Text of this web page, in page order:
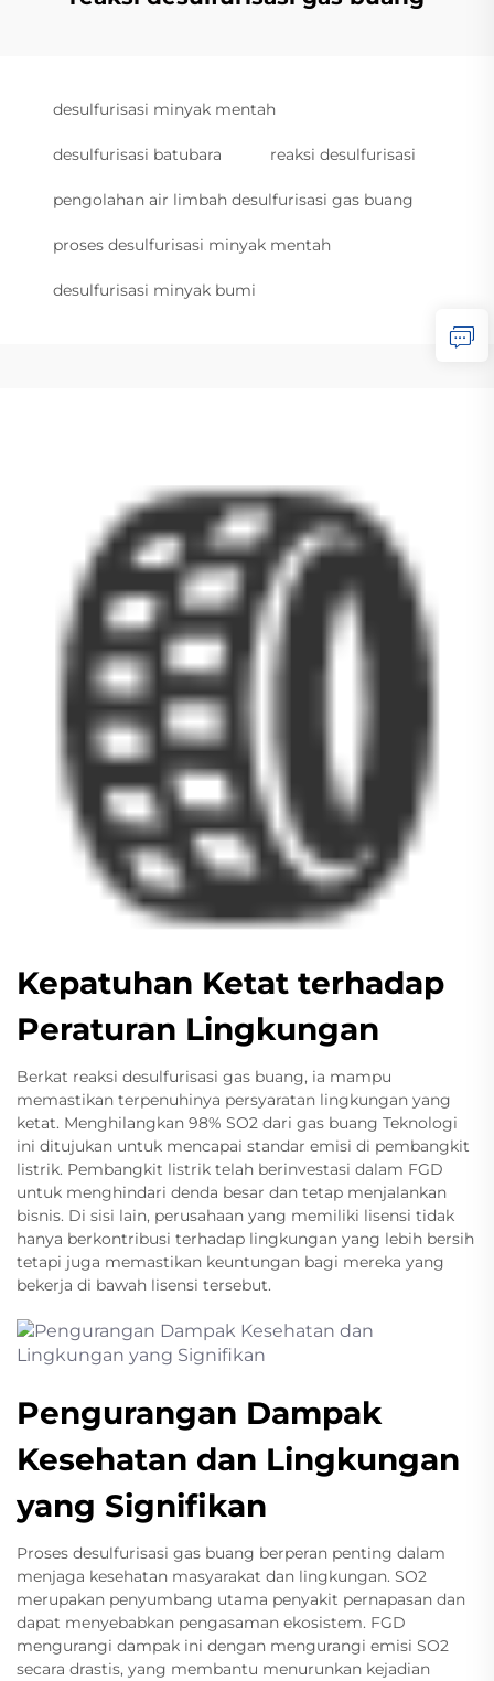
desulfurisasi minyak mentah
desulfurisasi batubara reaksi desulfurisasi
pengolahan air limbah desulfurisasi gas buang
proses desulfurisasi minyak mentah
desulfurisasi minyak bumi
Kepatuhan Ketat terhadap
Peraturan Lingkungan
Berkat reaksi desulfurisasi gas buang, ia mampu
memastikan terpenuhinya persyaratan lingkungan yang
ketat. Menghilangkan 98% SO2 dari gas buang Teknologi
ini ditujukan untuk mencapai standar emisi di pembangkit
listrik. Pembangkit listrik telah berinvestasi dalam FGD
untuk menghindari denda besar dan tetap menjalankan
bisnis. Di sisi lain, perusahaan yang memiliki lisensi tidak
hanya berkontribusi terhadap lingkungan yang lebih bersih
tetapi juga memastikan keuntungan bagi mereka yang
bekerja di bawah lisensi tersebut.
Pengurangan Dampak
Kesehatan dan Lingkungan
yang Signifikan
Proses desulfurisasi gas buang berperan penting dalam
menjaga kesehatan masyarakat dan lingkungan. SO2
merupakan penyumbang utama penyakit pernapasan dan
dapat menyebabkan pengasaman ekosistem. FGD
mengurangi dampak ini dengan mengurangi emisi SO2
secara drastis, yang membantu menurunkan kejadian